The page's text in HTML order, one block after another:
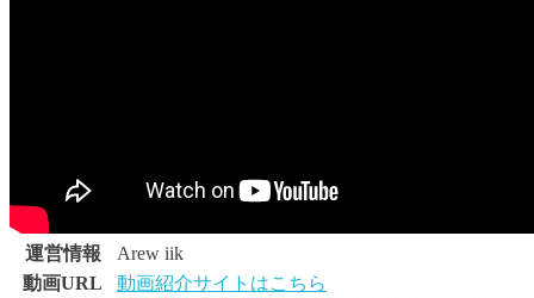
運営情報
Arew iik
動画URL
動画紹介サイトはこちら